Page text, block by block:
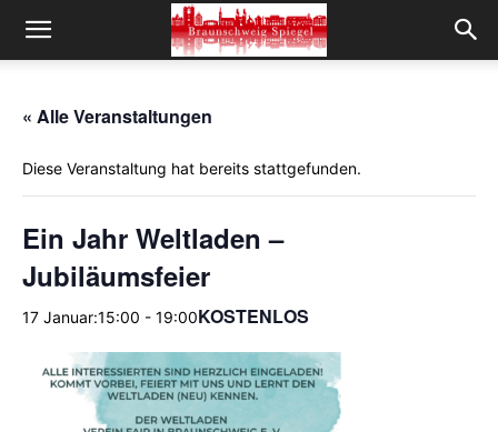
« Alle Veranstaltungen
Diese Veranstaltung hat bereits stattgefunden.
Ein Jahr Weltladen –
Jubiläumsfeier
17 Januar:15:00 - 19:00KOSTENLOS